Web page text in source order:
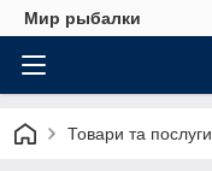
Мир рыбалки
Товари та послуги